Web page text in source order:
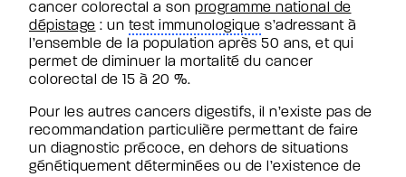
cancer colorectal a son programme national de
dépistage : un test immunologique s’adressant à
l’ensemble de la population après 50 ans, et qui
permet de diminuer la mortalité du cancer
colorectal de 15 à 20 %.
Pour les autres cancers digestifs, il n’existe pas de
recommandation particulière permettant de faire
un diagnostic précoce, en dehors de situations
génétiquement déterminées ou de l’existence de